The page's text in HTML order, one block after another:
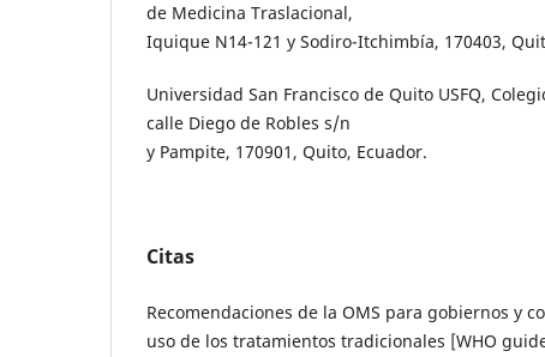
de Medicina Traslacional,
Iquique N14-121 y Sodiro-Itchimbía, 170403,
Universidad San Francisco de Quito USFQ,
calle Diego de Robles s/n
y Pampite, 170901, Quito, Ecuador.
Citas
Recomendaciones de la OMS para gobiernos y
uso de los tratamientos tradicionales [WHO